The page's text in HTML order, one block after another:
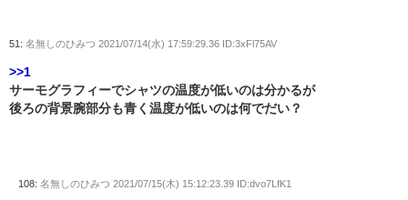
51: 名無しのひみつ 2021/07/14(水) 17:59:29.36 ID:3xFl75AV
>>1
サーモグラフィーでシャツの温度が低いのは分かるが
後ろの背景腕部分も青く温度が低いのは何でだい？
108: 名無しのひみつ 2021/07/15(木) 15:12:23.39 ID:dvo7LfK1